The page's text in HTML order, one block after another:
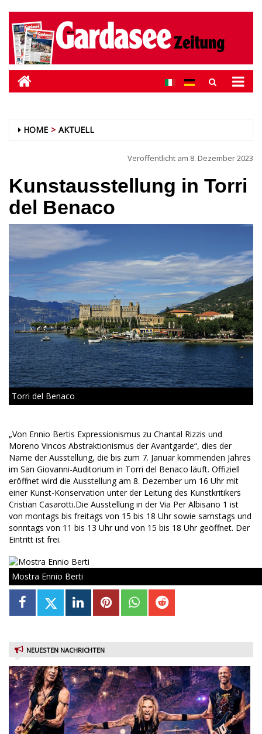
HOME AKTUELL
Veröffentlicht am 8. Dezember 2023
Kunstausstellung in Torri
del Benaco
Torri del Benaco
„Von Ennio Bertis Expressionismus zu Chantal Rizzis und
Moreno Vincos Abstraktionismus der Avantgarde“, dies der
Name der Ausstellung, die bis zum 7. Januar kommenden Jahres
im San Giovanni-Auditorium in Torri del Benaco läuft. Offiziell
eröffnet wird die Ausstellung am 8. Dezember um 16 Uhr mit
einer Kunst-Konservation unter der Leitung des Kunstkritikers
Cristian Casarotti.Die Ausstellung in der Via Per Albisano 1 ist
von montags bis freitags von 15 bis 18 Uhr sowie samstags und
sonntags von 11 bis 13 Uhr und von 15 bis 18 Uhr geöffnet. Der
Eintritt ist frei.
Mostra Ennio Berti
NEUESTEN NACHRICHTEN